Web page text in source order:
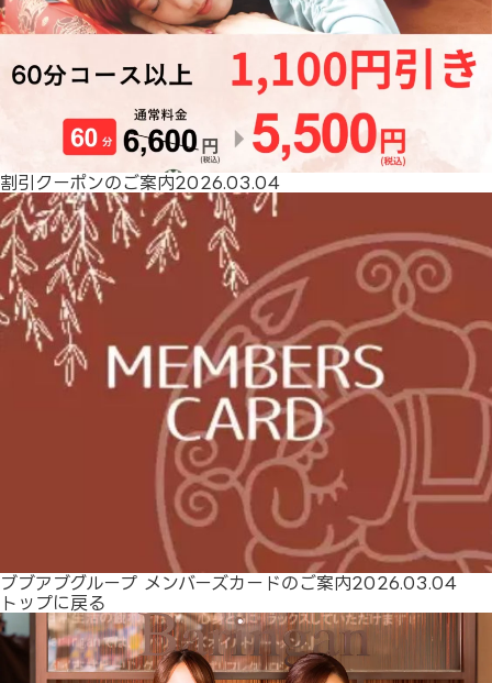
割引クーポンのご案内2026.03.04
ブブアブグループ メンバーズカードのご案内2026.03.04
トップに戻る